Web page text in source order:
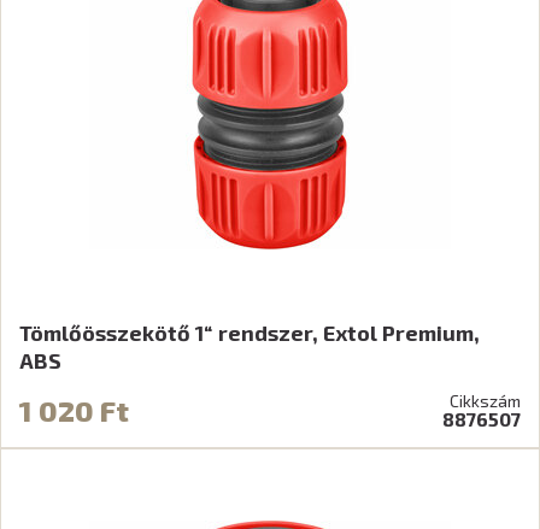
Tömlőösszekötő 1“ rendszer, Extol Premium,
ABS
1 020 Ft Cikkszám
8876507